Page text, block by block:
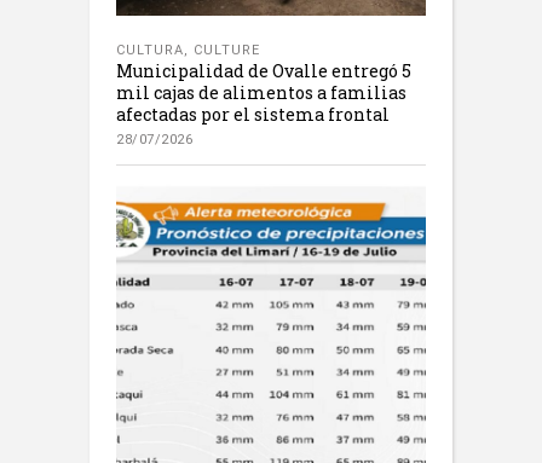
CULTURA, CULTURE
Municipalidad de Ovalle entregó 5
mil cajas de alimentos a familias
afectadas por el sistema frontal
28/07/2026